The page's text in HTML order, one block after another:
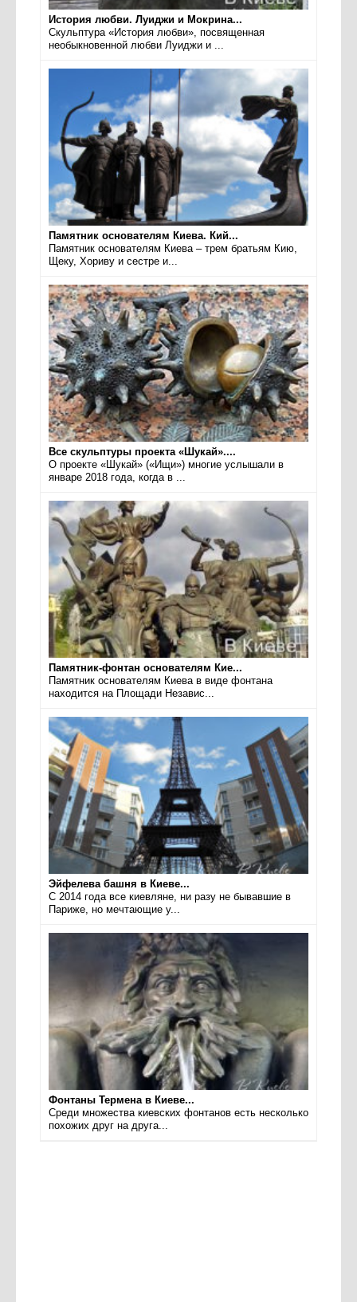
История любви. Луиджи и Мокрина...
Скульптура «История любви», посвященная
необыкновенной любви Луиджи и ...
Памятник основателям Киева. Кий...
Памятник основателям Киева – трем братьям Кию,
Щеку, Хориву и сестре и...
Все скульптуры проекта «Шукай»....
О проекте «Шукай» («Ищи») многие услышали в
январе 2018 года, когда в ...
Памятник-фонтан основателям Кие...
Памятник основателям Киева в виде фонтана
находится на Площади Независ...
Эйфелева башня в Киеве...
С 2014 года все киевляне, ни разу не бывавшие в
Париже, но мечтающие у...
Фонтаны Термена в Киеве...
Среди множества киевских фонтанов есть несколько
похожих друг на друга...